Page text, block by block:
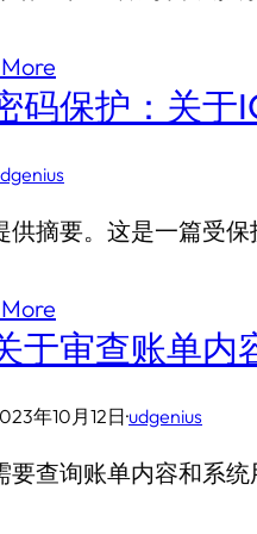
码保护：关于
供摘要。这是一篇受保
于审查账单内
年10月12日·udgenius
要查询账单内容和系